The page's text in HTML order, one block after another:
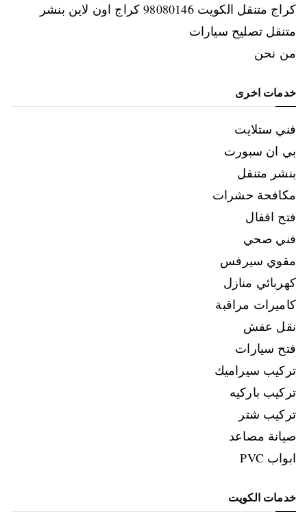
كراج متنقل الكويت 98080146‬ كراج اون لاين بنشر
متنقل تصليح سيارات
من نحن
خدمات اخرى
فني ستلايت
بي ان سبورت
بنشر متنقل
مكافحة حشرات
فتح اقفال
فني صحي
مقوي سيرفس
كهربائي منازل
كاميرات مراقبة
نقل عفش
فتح سيارات
تركيب سيراميك
تركيب باركيه
تركيب شتر
صيانة مصاعد
ابواب PVC
خدمات الكويت